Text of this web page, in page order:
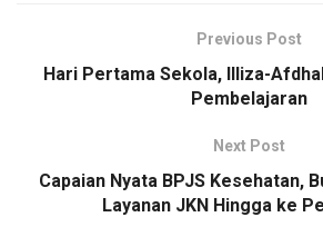
Previous Post
Hari Pertama Sekola, Illiza-
Pembelajaran
Next Post
Capaian Nyata BPJS Kesehatan,
Layanan JKN Hingga ke